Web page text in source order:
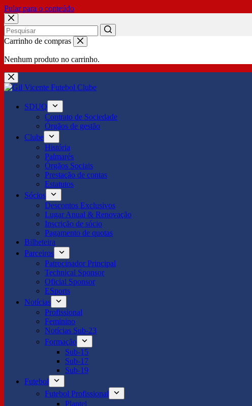
Pular para o conteúdo
No
Carrinho de compras
Nenhum produto no carrinho.
SDUQ
Contrato de Sociedade
Órgãos de gestão
Clube
História
Palmarés
Órgãos Sociais
Prestação de contas
Estatutos
Sócios
Descontos Exclusivos
Lugar Anual & Renovação
Inscrição de sócio
Pagamento de quotas
Bilheteira
Parceiros
Patrocinador Principal
Technical Sponsor
Oficial Sponsor
ESports
Notícias
Profissional
Feminino
Notícias Sub-23
Formação
Sub-15
Sub-17
Sub-19
Futebol
Futebol Profissional
Plantel